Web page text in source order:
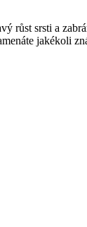
růst srsti a
jakékoli